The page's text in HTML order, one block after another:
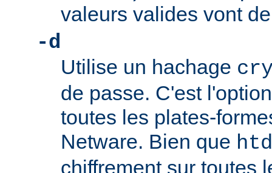
valeurs valides vont
-d
Utilise un hachage
de passe. C'est
toutes les plates-
Netware. Bien que
chiffrement sur toutes